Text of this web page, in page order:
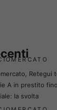
Retegui
A in prestito
la svolta